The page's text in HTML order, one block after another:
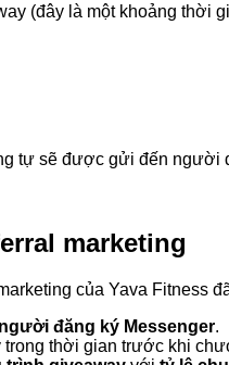
(đây là một khoảng
tự sẽ được gửi đến người
marketing
của Yava Fitness
đăng ký Messenger.
trong thời gian trước khi